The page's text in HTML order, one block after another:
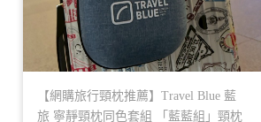
【網購旅行頸枕推薦】Travel Blue 藍
旅 寧靜頸枕同色套組 「藍藍組」頸枕